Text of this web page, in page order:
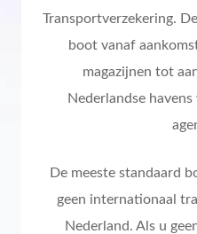
Transportverzekering.
boot vanaf
magazijnen tot
Nederlandse
De meeste standaard
geen internationaal
Nederland. Als u